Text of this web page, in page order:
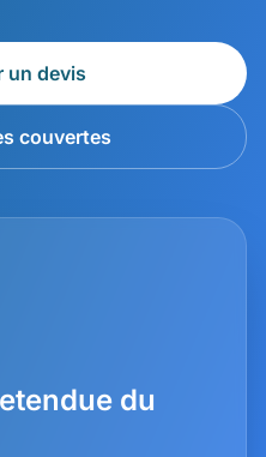
un devis
couvertes
du